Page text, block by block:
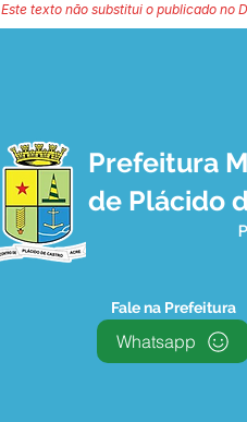
Este texto não substitui o publicado no
Prefeitura
de Plácido
Fale na Prefeitura
Whatsapp